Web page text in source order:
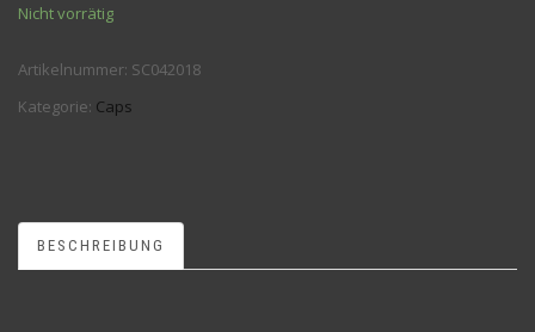
Nicht vorrätig
Artikelnummer: SC042018
Kategorie: Caps
BESCHREIBUNG